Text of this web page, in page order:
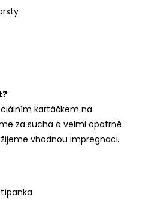
kartáčkem na
za sucha a velmi opatrně.
vhodnou impregnaci.